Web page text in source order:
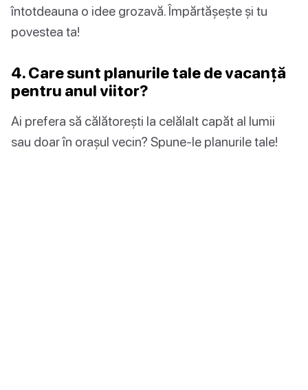
întotdeauna o idee grozavă. Împărtășește și tu
povestea ta!
4. Care sunt planurile tale de vacanță
pentru anul viitor?
Ai prefera să călătorești la celălalt capăt al lumii
sau doar în orașul vecin? Spune-le planurile tale!